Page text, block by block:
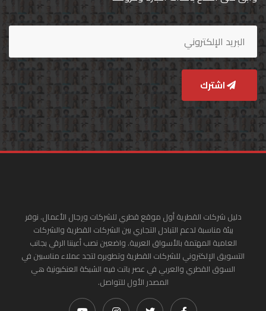
اشترك
دليل شركات القطرية أول موقع قطري للشركات ورجال الأعمال. نوفر
بيئة مناسبة لدعم التبادل التجاري بين الشركات القطرية والشركات
العامية المهتمة بالأسواق العربية. واضعين نصب أعيننا الرقي بجانب
التسويق الإلكتروني للشركات القطرية وتطويره لتجد عملاء مناسبين في
السوق القطري والعربي في عصر باتت فيه الشبكة العنكبونية هي
المصدر الأول للتواصل.